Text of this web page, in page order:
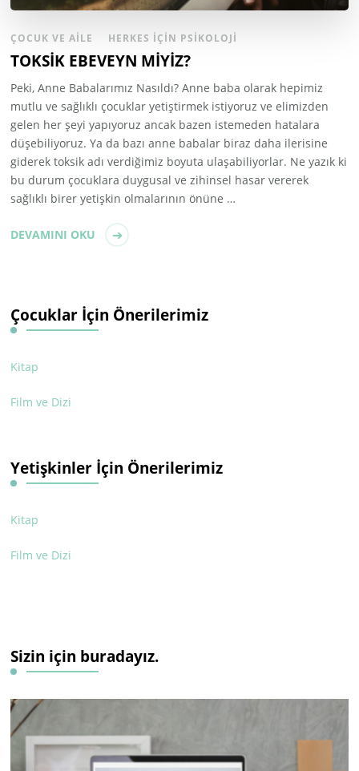
ÇOCUK VE AILE HERKES İÇIN PSIKOLOJI
TOKSİK EBEVEYN MİYİZ?
Peki, Anne Babalarımız Nasıldı? Anne baba olarak hepimiz
mutlu ve sağlıklı çocuklar yetiştirmek istiyoruz ve elimizden
gelen her şeyi yapıyoruz ancak bazen istemeden hatalara
düşebiliyoruz. Ya da bazı anne babalar biraz daha ilerisine
giderek toksik adı verdiğimiz boyuta ulaşabiliyorlar. Ne yazık ki
bu durum çocuklara duygusal ve zihinsel hasar vererek
sağlıklı birer yetişkin olmalarının önüne …
DEVAMINI OKU
Çocuklar İçin Önerilerimiz
Kitap
Film ve Dizi
Yetişkinler İçin Önerilerimiz
Kitap
Film ve Dizi
Sizin için buradayız.